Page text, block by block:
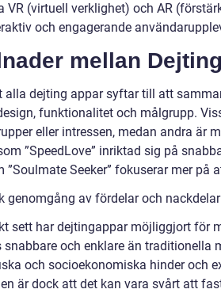
VR (virtuell verklighet) och AR
och engagerande
mellan
alla dejting appar syftar till att
funktionalitet och målgrupp.
eller intressen, medan andra är
”SpeedLove” inriktad sig på
”Soulmate Seeker” fokuserar mer på
genomgång av fördelar och
sett har dejtingappar möjliggjort för
snabbare och enklare än traditionella
och socioekonomiska hinder och
är dock att det kan vara svårt att